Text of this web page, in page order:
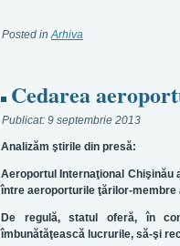
Posted in Arhiva
Cedarea
Publicat: 9 septembrie 2013
Analizăm ştirile din presă:
Aeroportul Internaţional Chişinău
între aeroporturile ţărilor-membre
De regulă, statul oferă, în
îmbunătăţească lucrurile, să-şi